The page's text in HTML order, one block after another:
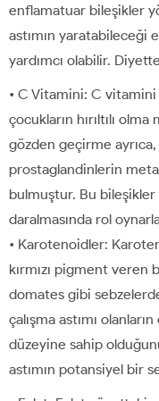
enflamatuar bileşikler
astımın
yardımcı olabilir.
• C Vitamini: C
çocukların hırıltılı
gözden geçirme
prostaglandinlerin
bulmuştur. Bu bileşikler
daralmasında rol
• Karotenoidler:
kırmızı pigment
domates gibi
çalışma astımı
düzeyine sahip
astımın potansiyel bir